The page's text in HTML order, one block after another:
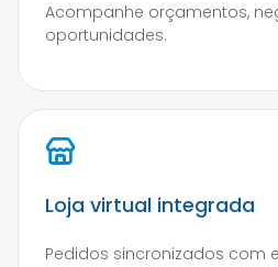
Acompanhe orçamentos,
oportunidades.
Loja virtual integrada
Pedidos sincronizados com